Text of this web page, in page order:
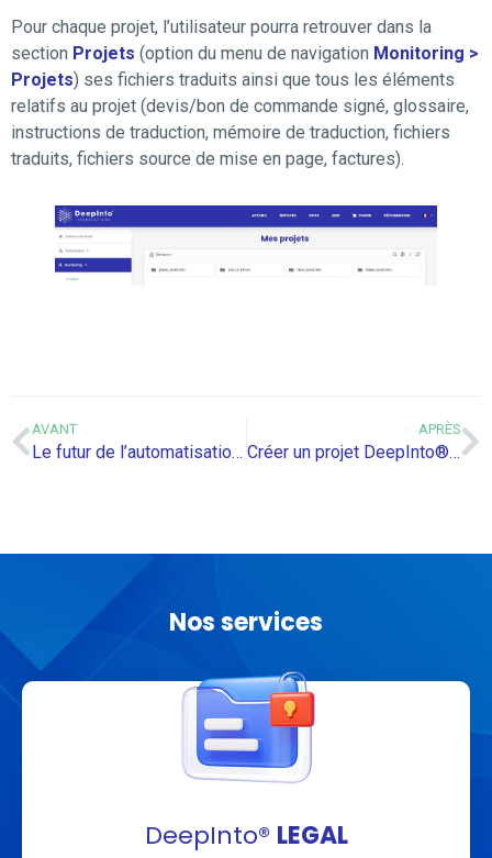
Pour chaque projet, l’utilisateur pourra retrouver dans la
section Projets (option du menu de navigation Monitoring >
Projets) ses fichiers traduits ainsi que tous les éléments
relatifs au projet (devis/bon de commande signé, glossaire,
instructions de traduction, mémoire de traduction, fichiers
traduits, fichiers source de mise en page, factures).
AVANT
Le futur de l’automatisation et la digitalisation des documents juridiques et fiscaux
APRÈS
Créer un projet DeepInto® Tech
Nos services
DeepInto® LEGAL